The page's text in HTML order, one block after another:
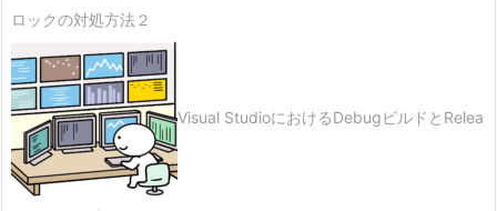
ロックの対処方法２
Visual StudioにおけるDebugビルドとRelea